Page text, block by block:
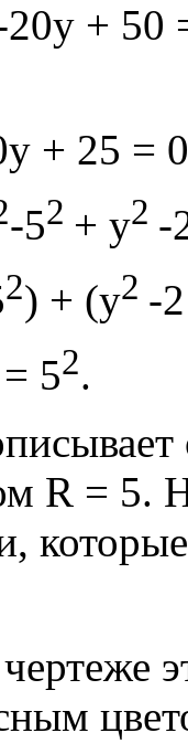
+ 50
+ 25 =
-52 + y2 -
2) + (y2 -
= 52.
R = 5.